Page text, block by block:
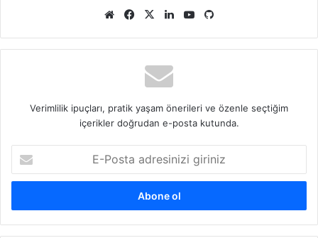
Web
Facebook
X LinkedInYouTube
Verimlilik ipuçları, pratik yaşam önerileri ve özenle seçtiğim
içerikler doğrudan e-posta kutunda.
Posta
adresinizi